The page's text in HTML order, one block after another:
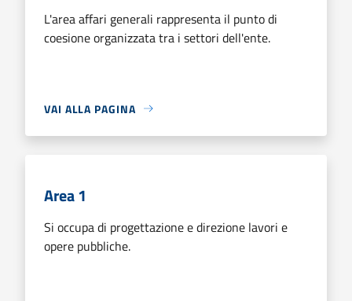
L'area affari generali rappresenta il punto di
coesione organizzata tra i settori dell'ente.
VAI ALLA PAGINA
Area 1
Si occupa di progettazione e direzione lavori e
opere pubbliche.